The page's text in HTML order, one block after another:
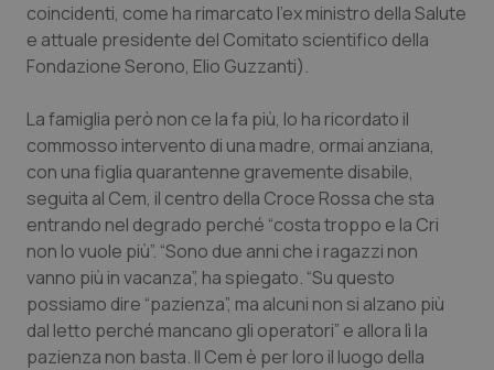
coincidenti, come ha rimarcato l’ex ministro della Salute
e attuale presidente del Comitato scientifico della
Fondazione Serono, Elio Guzzanti).
La famiglia però non ce la fa più, lo ha ricordato il
commosso intervento di una madre, ormai anziana,
con una figlia quarantenne gravemente disabile,
seguita al Cem, il centro della Croce Rossa che sta
entrando nel degrado perché “costa troppo e la Cri
non lo vuole più”. “Sono due anni che i ragazzi non
vanno più in vacanza”, ha spiegato. “Su questo
possiamo dire “pazienza”, ma alcuni non si alzano più
dal letto perché mancano gli operatori” e allora lì la
pazienza non basta. Il Cem è per loro il luogo della